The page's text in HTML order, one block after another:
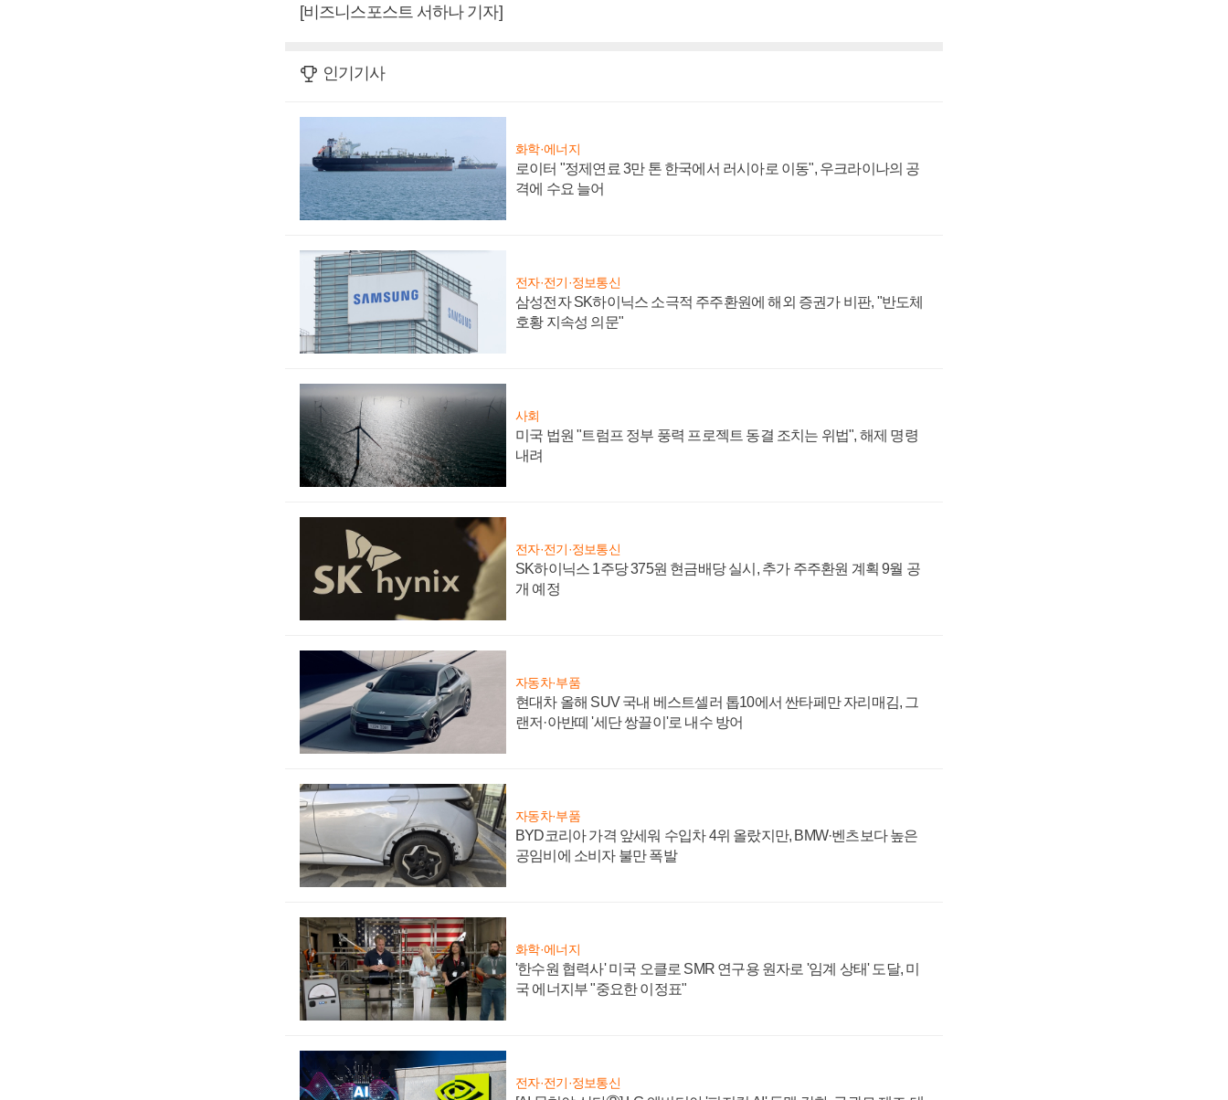
[비즈니스포스트 서하나 기자]
인기기사
화학·에너지
로이터 "정제연료 3만 톤 한국에서 러시아로 이동", 우크라이나의 공
격에 수요 늘어
전자·전기·정보통신
삼성전자 SK하이닉스 소극적 주주환원에 해외 증권가 비판, "반도체
호황 지속성 의문"
사회
미국 법원 "트럼프 정부 풍력 프로젝트 동결 조치는 위법", 해제 명령
내려
전자·전기·정보통신
SK하이닉스 1주당 375원 현금배당 실시, 추가 주주환원 계획 9월 공
개 예정
자동차·부품
현대차 올해 SUV 국내 베스트셀러 톱10에서 싼타페만 자리매김, 그
랜저·아반떼 '세단 쌍끌이'로 내수 방어
자동차·부품
BYD코리아 가격 앞세워 수입차 4위 올랐지만, BMW·벤츠보다 높은
공임비에 소비자 불만 폭발
화학·에너지
'한수원 협력사' 미국 오클로 SMR 연구용 원자로 '임계 상태' 도달, 미
국 에너지부 "중요한 이정표"
전자·전기·정보통신